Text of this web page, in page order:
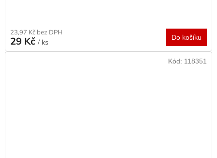
23,97 Kč bez DPH
29 Kč / ks
Do košíku
Kód: 118351